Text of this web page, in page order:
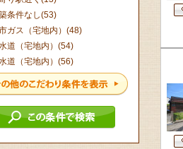
条件なし(53)
ガス（宅地内）(48)
道（宅地内）(54)
道（宅地内）(56)